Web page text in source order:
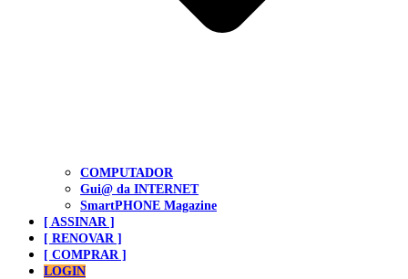
COMPUTADOR
Gui@ da INTERNET
SmartPHONE Magazine
[ ASSINAR ]
[ RENOVAR ]
[ COMPRAR ]
LOGIN